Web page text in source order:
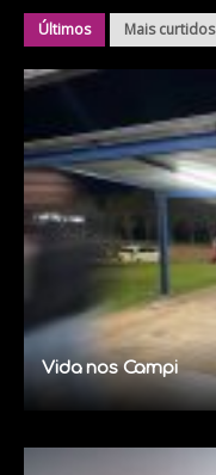
Últimos Mais curtidos
Vida nos Campi